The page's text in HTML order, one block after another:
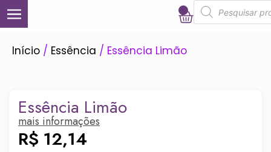
Início / Essência / Essência Limão
Essência Limão
mais informações
R$ 12,14